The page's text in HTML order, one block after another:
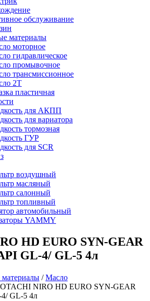
обслуживание
материалы
моторное
гидравлическое
промывочное
трансмиссионное
2Т
пластичная
для АКПП
для вариатора
тормозная
ГУР
для SCR
воздушный
масляный
салонный
топливный
автомобильный
YAMMY
HD EURO SYN-GEAR
GL-4/ GL-5 4л
/Масло
NIRO HD EURO SYN-GEAR
GL-5 4л